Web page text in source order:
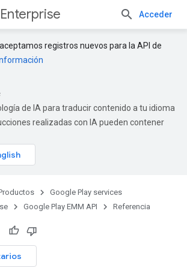
Acceder
registros nuevos para la API de
de IA para traducir contenido a tu idioma
realizadas con IA pueden contener
Google Play services
Google Play EMM API Referencia